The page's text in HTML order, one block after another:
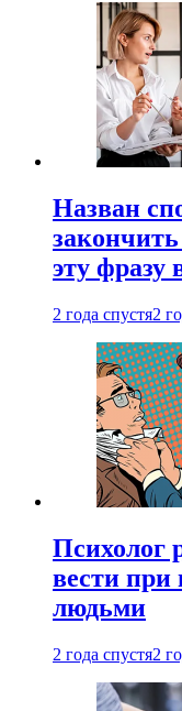
Назван
эту фразу
2 года спустя2
Психолог
вести при
людьми
2 года спустя2